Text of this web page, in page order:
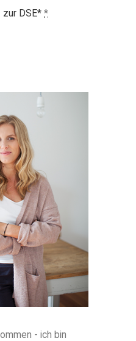
zur DSE* *
- ich bin